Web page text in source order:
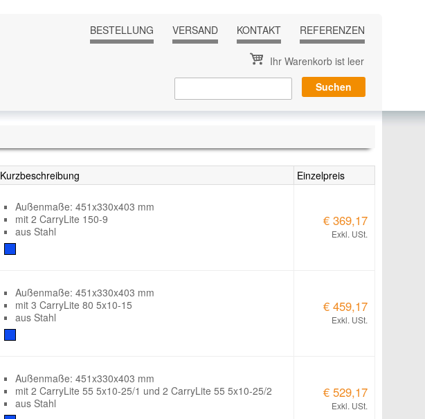
BESTELLUNG
VERSAND KONTAKT REFERENZEN
Ihr Warenkorb ist leer
Kurzbeschreibung Einzelpreis
Außenmaße: 451x330x403 mm
mit 2 CarryLite 150-9
aus Stahl
€ 369,17
Exkl. USt.
Außenmaße: 451x330x403 mm
mit 3 CarryLite 80 5x10-15
aus Stahl
€ 459,17
Exkl. USt.
Außenmaße: 451x330x403 mm
mit 2 CarryLite 55 5x10-25/1 und 2 CarryLite 55 5x10-25/2
aus Stahl
€ 529,17
Exkl. USt.